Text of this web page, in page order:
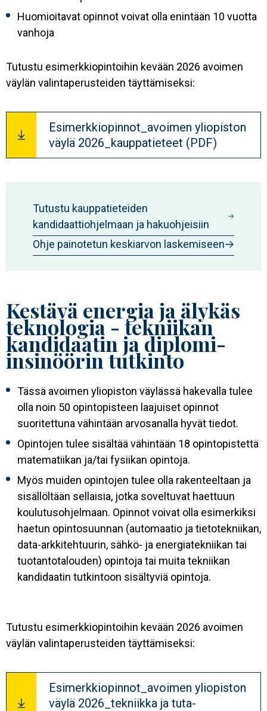
Huomioitavat opinnot voivat olla enintään 10 vuotta
vanhoja
Tutustu esimerkkiopintoihin kevään 2026 avoimen
väylän valintaperusteiden täyttämiseksi:
Document
Esimerkkiopinnot_avoimen yliopiston
väylä 2026_kauppatieteet (PDF)
Tutustu kauppatieteiden
kandidaattiohjelmaan ja hakuohjeisiin
Ohje painotetun keskiarvon laskemiseen
Kestävä energia ja älykäs
teknologia - tekniikan
kandidaatin ja diplomi-
insinöörin tutkinto
Tässä avoimen yliopiston väylässä hakevalla tulee
olla noin 50 opintopisteen laajuiset opinnot
suoritettuna vähintään arvosanalla hyvät tiedot.
Opintojen tulee sisältää vähintään 18 opintopistettä
matematiikan ja/tai fysiikan opintoja.
Myös muiden opintojen tulee olla rakenteeltaan ja
sisällöltään sellaisia, jotka soveltuvat haettuun
koulutusohjelmaan. Opinnot voivat olla esimerkiksi
haetun opintosuunnan (automaatio ja tietotekniikan,
data-arkkitehtuurin, sähkö- ja energiatekniikan tai
tuotantotalouden) opintoja tai muita tekniikan
kandidaatin tutkintoon sisältyviä opintoja.
Tutustu esimerkkiopintoihin kevään 2026 avoimen
väylän valintaperusteiden täyttämiseksi:
Document
Esimerkkiopinnot_avoimen yliopiston
väylä 2026_tekniikka ja tuta-